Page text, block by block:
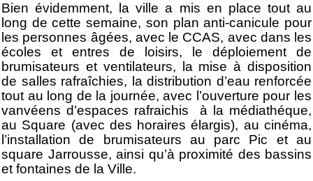
Bien évidemment, la ville a mis en place tout au
long de cette semaine, son plan anti-canicule pour
les personnes âgées, avec le CCAS, avec dans les
écoles et entres de loisirs, le déploiement de
brumisateurs et ventilateurs, la mise à disposition
de salles rafraîchies, la distribution d’eau renforcée
tout au long de la journée, avec l’ouverture pour les
vanvéens d’espaces rafraichis à la médiathéque,
au Square (avec des horaires élargis), au cinéma,
l’installation de brumisateurs au parc Pic et au
square Jarrousse, ainsi qu’à proximité des bassins
et fontaines de la Ville.